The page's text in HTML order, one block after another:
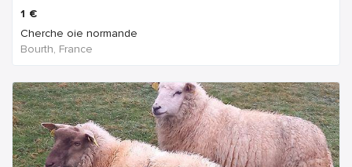
1 €
Cherche oie normande
Bourth, France